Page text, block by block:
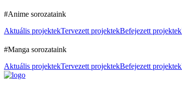
#Anime sorozataink
Aktuális projektekTervezett projektekBefejezett projektek
#Manga sorozataink
Aktuális projektekTervezett projektekBefejezett projektek